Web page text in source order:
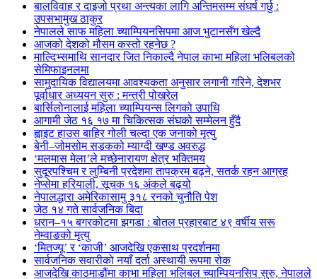
बालविवाह र दाइजो प्रथा अन्त्यका लागि अन्तिमसम्म संघर्ष गर्छु :
उपसभामुख ठाकुर
नेपालले साफ महिला च्याम्पियनसिपमा आज भुटानसँग खेल्दै
आजको देशको मौसम कस्तो रहनेछ ?
माल्दिभ्समाथि सानदार जित निकाल्दै नेपाल काभा महिला भलिबलको
सेमिफाइनलमा
सामुदायिक विद्यालयमा आवश्यकता अनुसार लगानी गरिने, देशभर
पूर्वाधार अध्ययन सुरु : मन्त्री पोखरेल
बार्सिलोनालाई महिला च्याम्पियन्स लिगको उपाधि
आगामी जेठ १६ १७ मा चिकित्सक संघको सम्मेलन हुँदै
ह्वाइट हाउस बाहिर गोली चल्दा एक जनाको मृत्यु
बेनी–जोमसोम सडकको म्याग्दी खण्ड अवरुद्ध
‘मलमास मेला’ले मच्छेनारायण क्षेत्र भक्तिमय
सुदूरपश्चिम र लुम्बिनी प्रदेशमा तापक्रम बढ्ने, सतर्क रहन आग्रह
नेप्सेमा हरियाली, सूचक १६ अंकले बढ्यो
नेपालद्धारा अमेरिकासामु ३१८ रनको चुनौति पेश
जेठ १४ गते सार्वजनिक बिदा
धरान–१५ बगरकोटमा झगडा : बोतल प्रहारबाट ४९ वर्षीय सरू
नेम्वाङको मृत्यु
‘मितज्यू’ र ‘काजी’ आजदेखि एकसाथ प्रदर्शनमा
सार्वजनिक सवारीको नयाँ दर्ता अस्थायी रूपमा रोक
आजदेखि काठमाडौंमा काभा महिला भलिबल च्याम्पियनसिप सुरु, नेपालले